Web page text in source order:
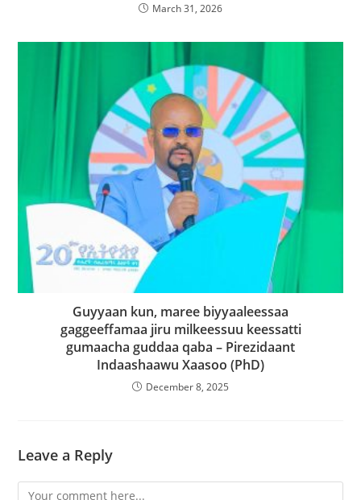
March 31, 2026
Guyyaan kun, maree biyyaaleessaa
gaggeeffamaa jiru milkeessuu keessatti
gumaacha guddaa qaba – Pirezidaant
Indaashaawu Xaasoo (PhD)
December 8, 2025
Leave a Reply